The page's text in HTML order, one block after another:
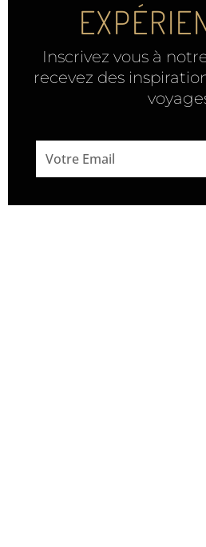
Inscrivez vous à
recevez des
address